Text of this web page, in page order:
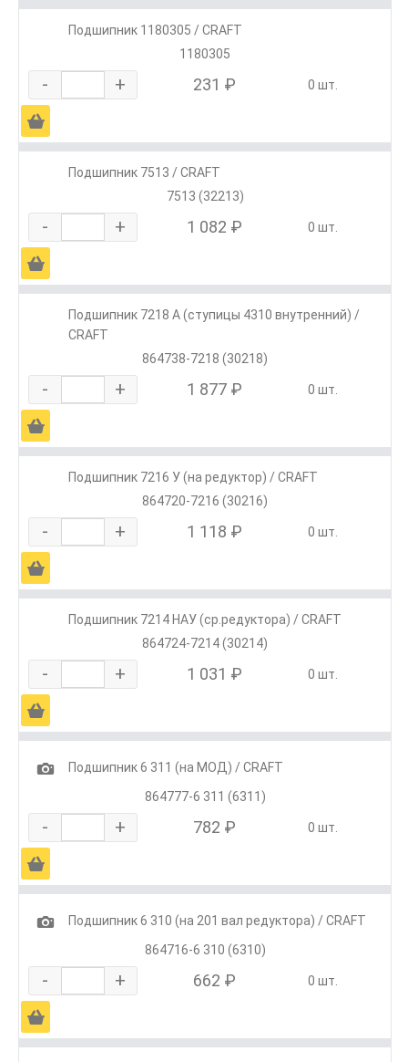
Подшипник 1180305 / CRAFT
1180305
- + 231 ₽ 0 шт.
Ä
Подшипник 7513 / CRAFT
7513 (32213)
- + 1 082 ₽ 0 шт.
Ä
Подшипник 7218 А (ступицы 4310 внутренний) /
CRAFT
864738-7218 (30218)
- + 1 877 ₽ 0 шт.
Ä
Подшипник 7216 У (на редуктор) / CRAFT
864720-7216 (30216)
- + 1 118 ₽ 0 шт.
Ä
Подшипник 7214 НАУ (ср.редуктора) / CRAFT
864724-7214 (30214)
- + 1 031 ₽ 0 шт.
Ä
1
Подшипник 6 311 (на МОД) / CRAFT
864777-6 311 (6311)
- + 782 ₽ 0 шт.
Ä
1
Подшипник 6 310 (на 201 вал редуктора) / CRAFT
864716-6 310 (6310)
- + 662 ₽ 0 шт.
Ä